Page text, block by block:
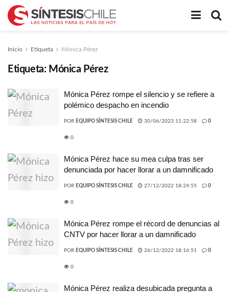
Inicio Etiqueta Mónica Pérez
Etiqueta: Mónica Pérez
Mónica Pérez rompe el silencio y se refiere a
polémico despacho en incendio
POR EQUIPO SÍNTESIS CHILE 30/06/2023 11:22:58 0
0
Mónica Pérez hace su mea culpa tras ser
denunciada por hacer llorar a un damnificado
POR EQUIPO SÍNTESIS CHILE 27/12/2022 18:24:55 0
0
Mónica Pérez rompe el récord de denuncias al
CNTV por hacer llorar a un damnificado
POR EQUIPO SÍNTESIS CHILE 26/12/2022 18:16:51 0
0
Mónica Pérez realiza desubicada pregunta a